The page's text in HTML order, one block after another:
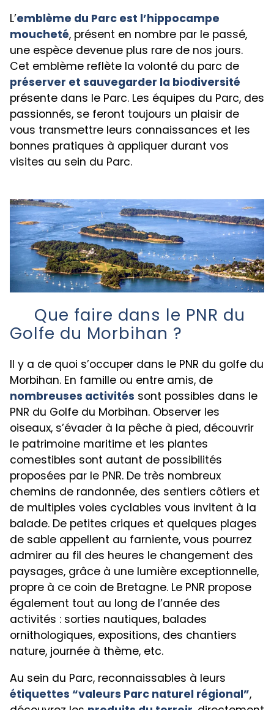
L’emblème du Parc est l’hippocampe
moucheté, présent en nombre par le passé,
une espèce devenue plus rare de nos jours.
Cet emblème reflète la volonté du parc de
préserver et sauvegarder la biodiversité
présente dans le Parc. Les équipes du Parc, des
passionnés, se feront toujours un plaisir de
vous transmettre leurs connaissances et les
bonnes pratiques à appliquer durant vos
visites au sein du Parc.
Que faire dans le PNR du
Golfe du Morbihan ?
Il y a de quoi s’occuper dans le PNR du golfe du
Morbihan. En famille ou entre amis, de
nombreuses activités sont possibles dans le
PNR du Golfe du Morbihan. Observer les
oiseaux, s’évader à la pêche à pied, découvrir
le patrimoine maritime et les plantes
comestibles sont autant de possibilités
proposées par le PNR. De très nombreux
chemins de randonnée, des sentiers côtiers et
de multiples voies cyclables vous invitent à la
balade. De petites criques et quelques plages
de sable appellent au farniente, vous pourrez
admirer au fil des heures le changement des
paysages, grâce à une lumière exceptionnelle,
propre à ce coin de Bretagne. Le PNR propose
également tout au long de l’année des
activités : sorties nautiques, balades
ornithologiques, expositions, des chantiers
nature, journée à thème, etc.
Au sein du Parc, reconnaissables à leurs
étiquettes “valeurs Parc naturel régional”,